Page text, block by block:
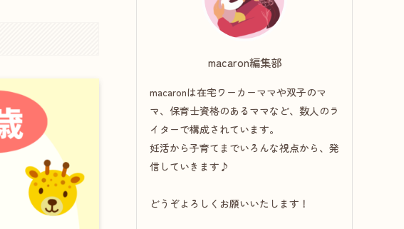
macaron編集部
macaronは在宅ワーカーママや双子のマ
マ、保育士資格のあるママなど、数人のラ
イターで構成されています。
妊活から子育てまでいろんな視点から、発
信していきます♪
どうぞよろしくお願いいたします！